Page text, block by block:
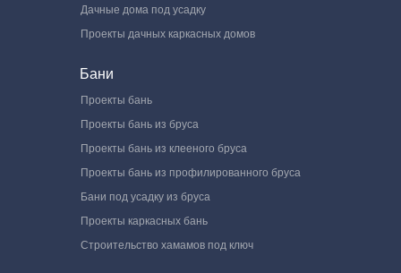
Дачные дома под усадку
Проекты дачных каркасных домов
Бани
Проекты бань
Проекты бань из бруса
Проекты бань из клееного бруса
Проекты бань из профилированного бруса
Бани под усадку из бруса
Проекты каркасных бань
Строительство хамамов под ключ